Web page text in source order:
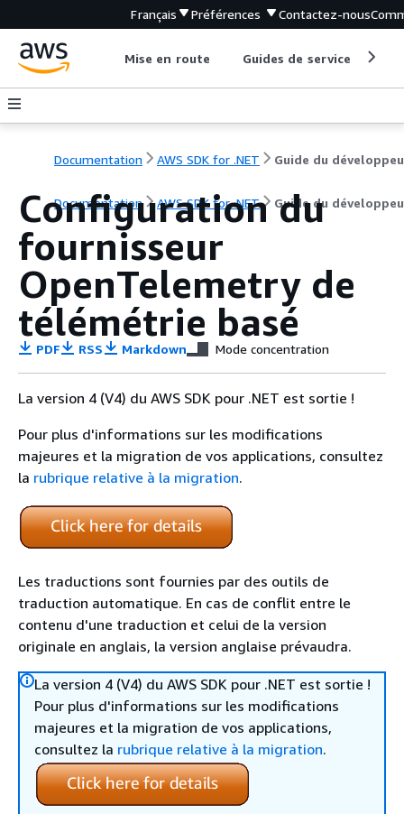
Français Préférences Contactez-nous
Mise en route Guides de service
Documentation AWS SDK for .NET Guide du
Documentation AWS SDK for .NET Guide du
Configuration du
fournisseur
OpenTelemetry de
télémétrie basé
PDF RSS Markdown Mode concentration
La version 4 (V4) du AWS SDK pour .NET est sortie !
Pour plus d'informations sur les modifications
majeures et la migration de vos applications, consultez
la rubrique relative à la migration.
Les traductions sont fournies par des outils de
traduction automatique. En cas de conflit entre le
contenu d'une traduction et celui de la version
originale en anglais, la version anglaise prévaudra.
La version 4 (V4) du AWS SDK pour .NET est sortie !
Pour plus d'informations sur les modifications
majeures et la migration de vos applications,
consultez la rubrique relative à la migration.